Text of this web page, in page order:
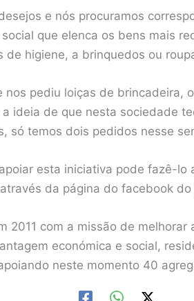
e nós procuramos
que elenca os bens mais
higiene, a brinquedos ou
nos pediu loiças de brincadeira,
ideia de que nesta sociedade
só temos dois pedidos nesse
esta iniciativa pode fazê-lo
da página do facebook do
2011 com a missão de
económica e social,
neste momento 40